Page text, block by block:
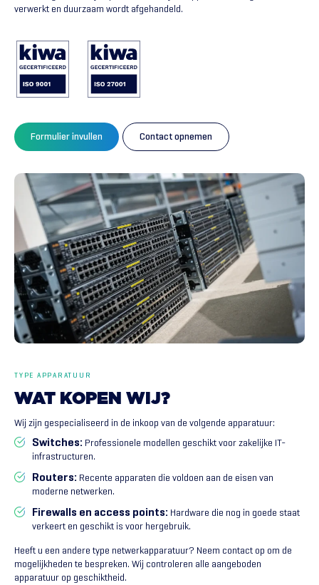
verwerkt en duurzaam wordt afgehandeld.
Formulier invullen Contact opnemen
TYPE APPARATUUR
WAT KOPEN WIJ?
Wij zijn gespecialiseerd in de inkoop van de volgende apparatuur:
Switches: Professionele modellen geschikt voor zakelijke IT-
infrastructuren.
Routers: Recente apparaten die voldoen aan de eisen van
moderne netwerken.
Firewalls en access points: Hardware die nog in goede staat
verkeert en geschikt is voor hergebruik.
Heeft u een andere type netwerkapparatuur? Neem contact op om de
mogelijkheden te bespreken. Wij controleren alle aangeboden
apparatuur op geschiktheid.